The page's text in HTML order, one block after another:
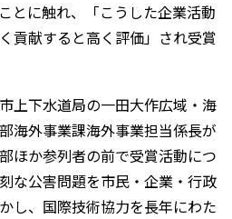
とに触れ、「こうした企業活動
貢献すると高く評価」され受賞
上下水道局の一田大作広域・海
海外事業課海外事業担当係長が
ほか参列者の前で受賞活動につ
な公害問題を市民・企業・行政
し、国際技術協力を長年にわた